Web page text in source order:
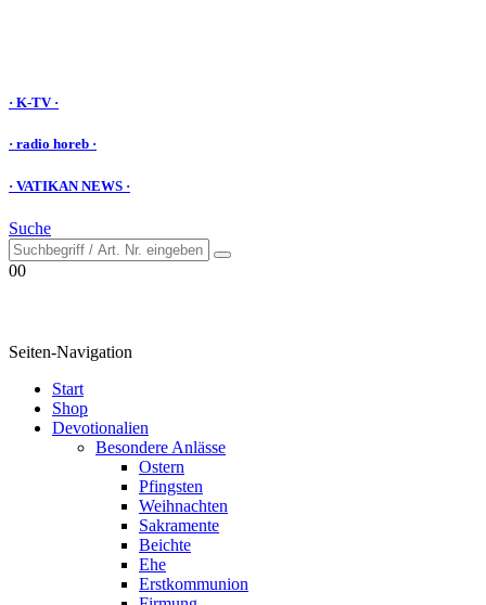
· K-TV ·
· radio horeb ·
· VATIKAN NEWS ·
Suche
00
Seiten-Navigation
Start
Shop
Devotionalien
Besondere Anlässe
Ostern
Pfingsten
Weihnachten
Sakramente
Beichte
Ehe
Erstkommunion